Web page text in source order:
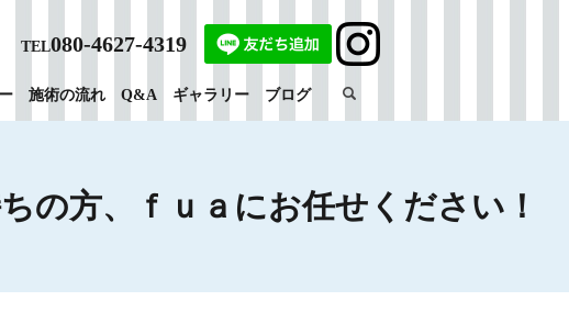
施術の流れ Q&A ギャラリー ブログ search
TEL080-4627-4319
方、ｆｕａにお任せください！